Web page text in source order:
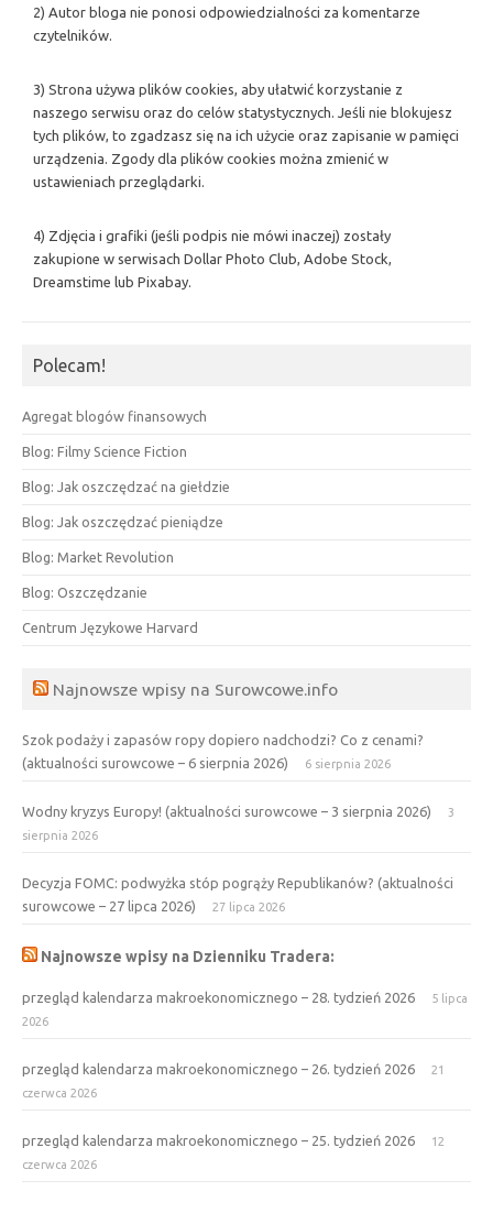
2) Autor bloga nie ponosi odpowiedzialności za komentarze
czytelników.
3) Strona używa plików cookies, aby ułatwić korzystanie z
naszego serwisu oraz do celów statystycznych. Jeśli nie blokujesz
tych plików, to zgadzasz się na ich użycie oraz zapisanie w pamięci
urządzenia. Zgody dla plików cookies można zmienić w
ustawieniach przeglądarki.
4) Zdjęcia i grafiki (jeśli podpis nie mówi inaczej) zostały
zakupione w serwisach Dollar Photo Club, Adobe Stock,
Dreamstime lub Pixabay.
Polecam!
Agregat blogów finansowych
Blog: Filmy Science Fiction
Blog: Jak oszczędzać na giełdzie
Blog: Jak oszczędzać pieniądze
Blog: Market Revolution
Blog: Oszczędzanie
Centrum Językowe Harvard
Najnowsze wpisy na Surowcowe.info
Szok podaży i zapasów ropy dopiero nadchodzi? Co z cenami?
(aktualności surowcowe – 6 sierpnia 2026)
6 sierpnia 2026
Wodny kryzys Europy! (aktualności surowcowe – 3 sierpnia 2026)
3
sierpnia 2026
Decyzja FOMC: podwyżka stóp pogrąży Republikanów? (aktualności
surowcowe – 27 lipca 2026)
27 lipca 2026
Najnowsze wpisy na Dzienniku Tradera:
przegląd kalendarza makroekonomicznego – 28. tydzień 2026
5 lipca
2026
przegląd kalendarza makroekonomicznego – 26. tydzień 2026
21
czerwca 2026
przegląd kalendarza makroekonomicznego – 25. tydzień 2026
12
czerwca 2026